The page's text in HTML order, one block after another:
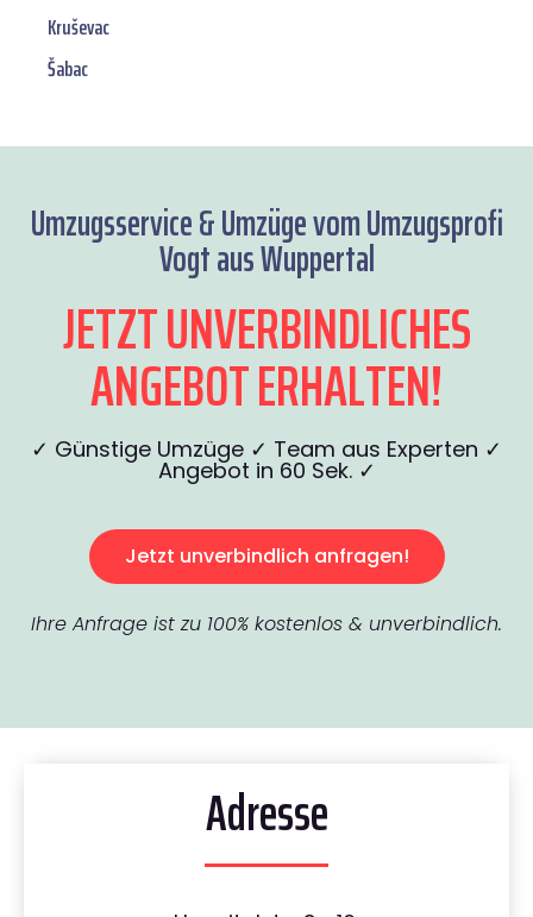
Kruševac
Šabac
Umzugsservice & Umzüge vom Umzugsprofi
Vogt aus Wuppertal
JETZT UNVERBINDLICHES
ANGEBOT ERHALTEN!
✓ Günstige Umzüge ✓ Team aus Experten ✓
Angebot in 60 Sek. ✓
Jetzt unverbindlich anfragen!
Ihre Anfrage ist zu 100% kostenlos & unverbindlich.
Adresse